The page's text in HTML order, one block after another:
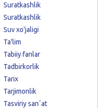
Suratkashlik
Suratkashlik
Suv xo'jaligi
Ta'lim
Tabiiy fanlar
Tadbirkorlik
Tarix
Tarjimonlik
Tasviriy sanʼat